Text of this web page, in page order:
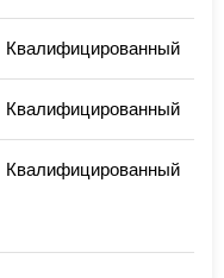
Квалифицированный
Квалифицированный
Квалифицированный